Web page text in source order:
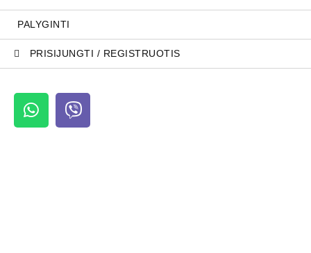
PALYGINTI
PRISIJUNGTI / REGISTRUOTIS